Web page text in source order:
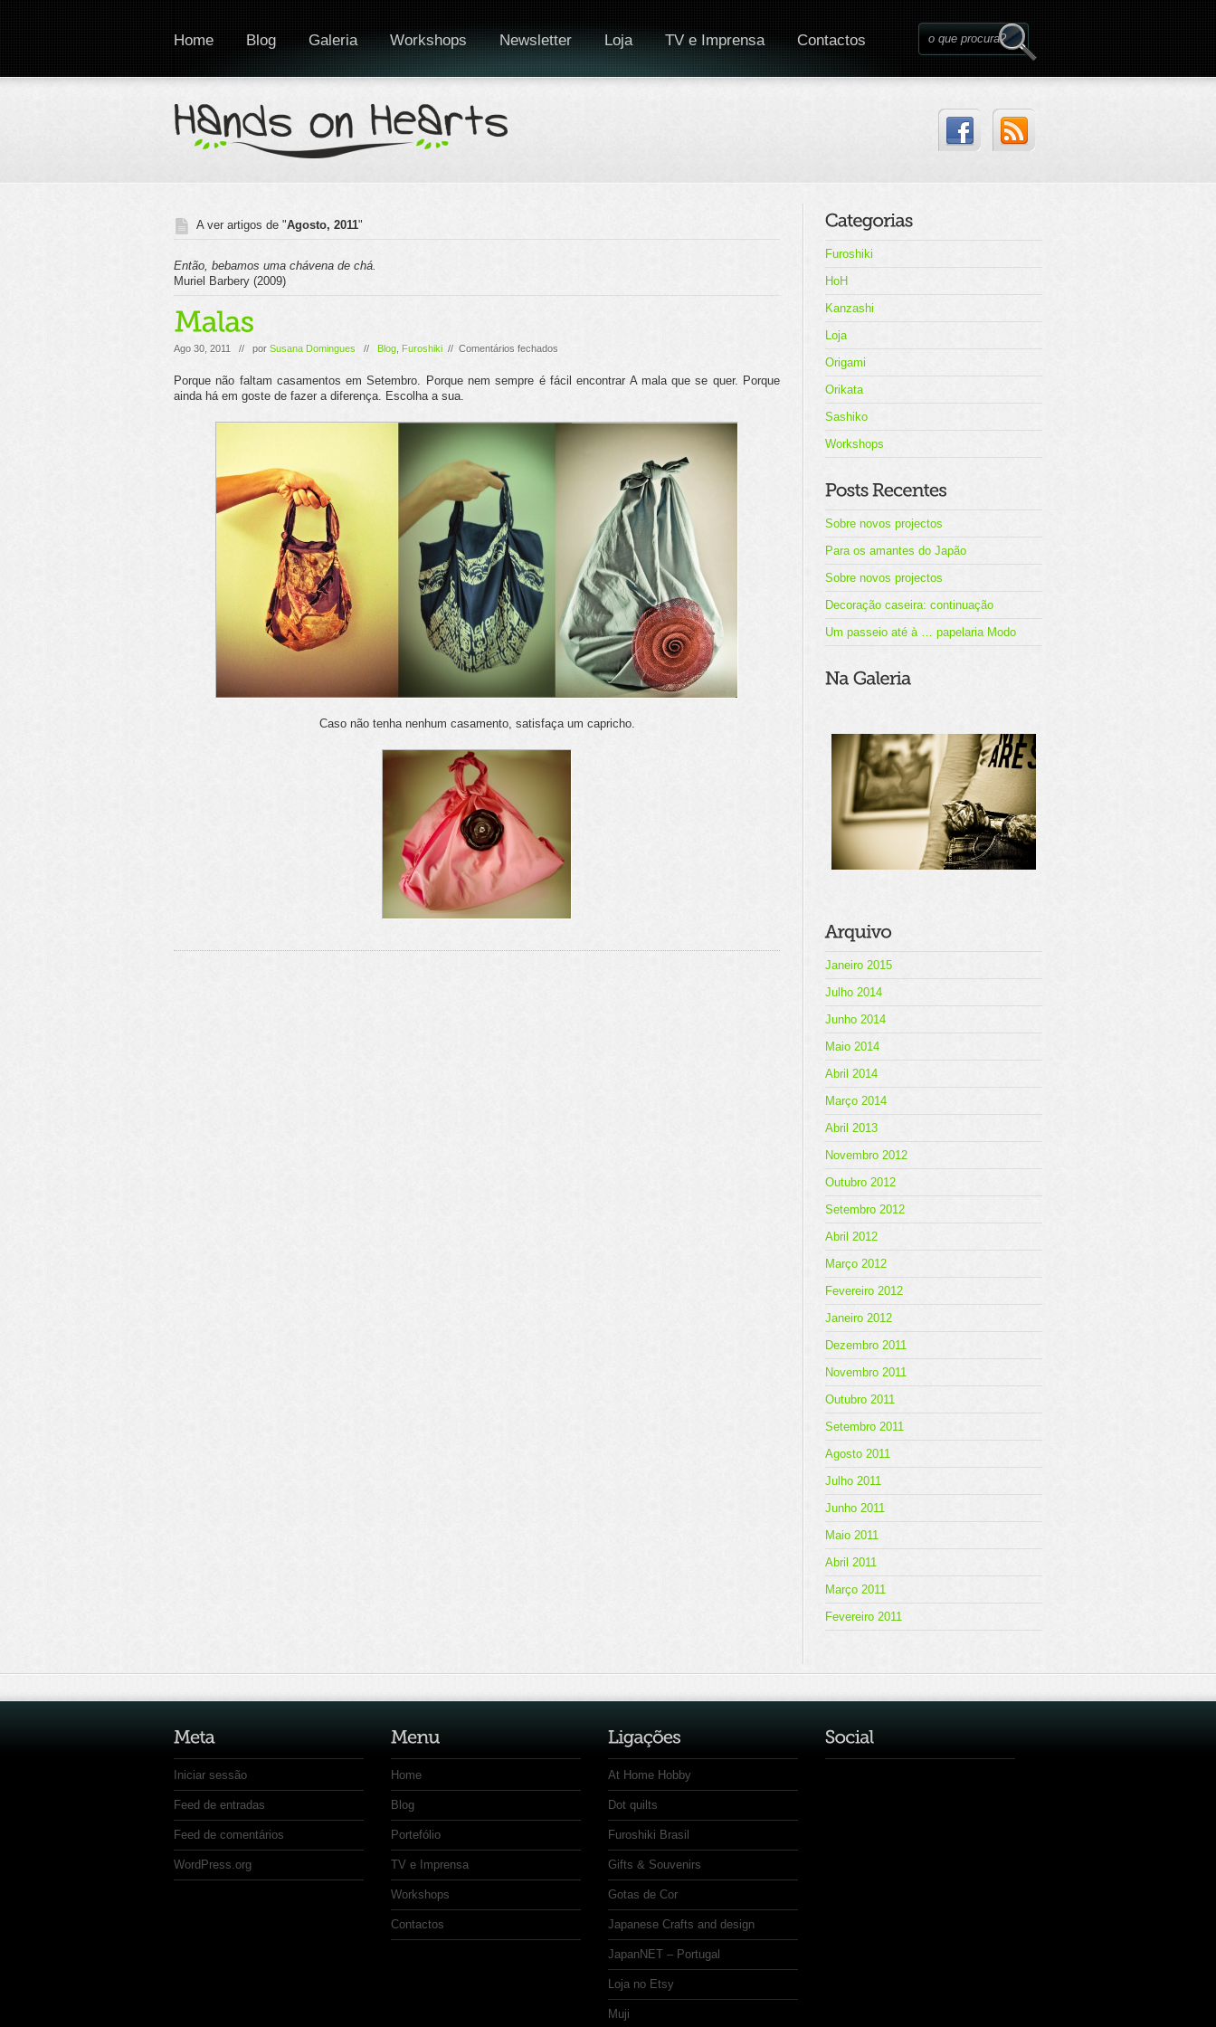
Home Blog Galeria Workshops Newsletter Loja TV e Imprensa Contactos
A ver artigos de "Agosto, 2011"
Então, bebamos uma chávena de chá.
Muriel Barbery (2009)
Ago 30, 2011 // por Susana Domingues // Blog Furoshiki // Comentários fechados
Porque não faltam casamentos em Setembro. Porque nem sempre é fácil encontrar A mala que se quer. Porque
ainda há em goste de fazer a diferença. Escolha a sua.
Caso não tenha nenhum casamento, satisfaça um capricho.
Furoshiki
HoH
Kanzashi
Loja
Origami
Orikata
Sashiko
Workshops
Sobre novos projectos
Para os amantes do Japão
Sobre novos projectos
Decoração caseira: continuação
Um passeio até à … papelaria Modo
Janeiro 2015
Julho 2014
Junho 2014
Maio 2014
Abril 2014
Março 2014
Abril 2013
Novembro 2012
Outubro 2012
Setembro 2012
Abril 2012
Março 2012
Fevereiro 2012
Janeiro 2012
Dezembro 2011
Novembro 2011
Outubro 2011
Setembro 2011
Agosto 2011
Julho 2011
Junho 2011
Maio 2011
Abril 2011
Março 2011
Fevereiro 2011
Iniciar sessão
Feed de entradas
Feed de comentários
WordPress.org
Home
Blog
Portefólio
TV e Imprensa
Workshops
Contactos
At Home Hobby
Dot quilts
Furoshiki Brasil
Gifts & Souvenirs
Gotas de Cor
Japanese Crafts and design
JapanNET – Portugal
Loja no Etsy
Muji